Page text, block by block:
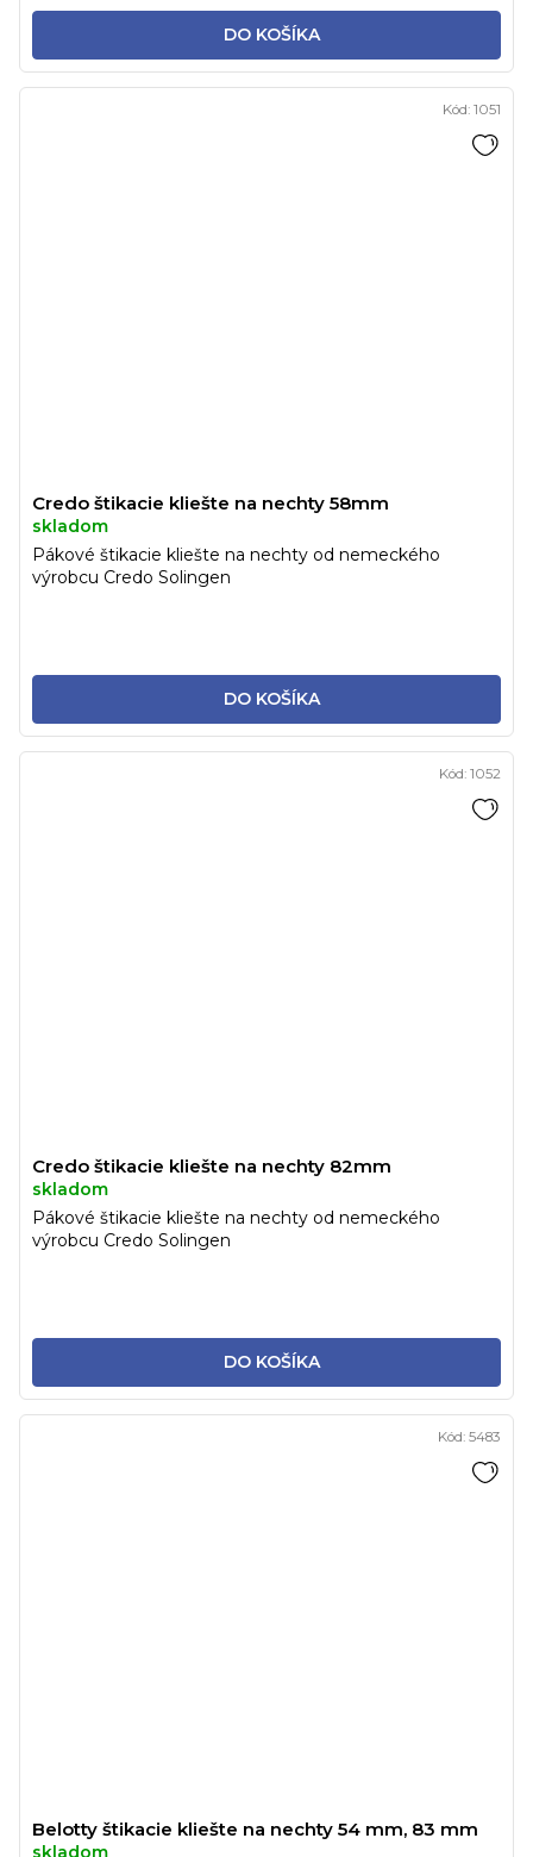
DO KOŠÍKA
Credo štikacie kliešte na nechty 58mm
skladom
DO KOŠÍKA
Pákové štikacie kliešte na nechty od nemeckého
výrobcu Credo Solingen
Kód: 1051
Credo štikacie kliešte na nechty 82mm
skladom
DO KOŠÍKA
Pákové štikacie kliešte na nechty od nemeckého
výrobcu Credo Solingen
Kód: 1052
Belotty štikacie kliešte na nechty 54 mm, 83 mm
skladom
Kód: 5483